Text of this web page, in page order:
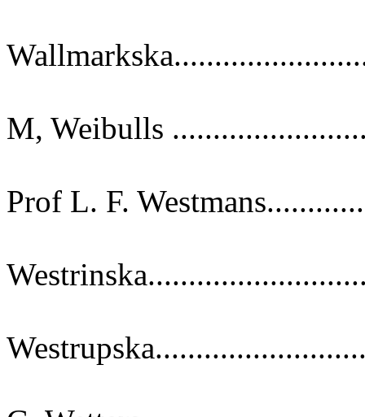
M, Weibulls
Prof L. F.